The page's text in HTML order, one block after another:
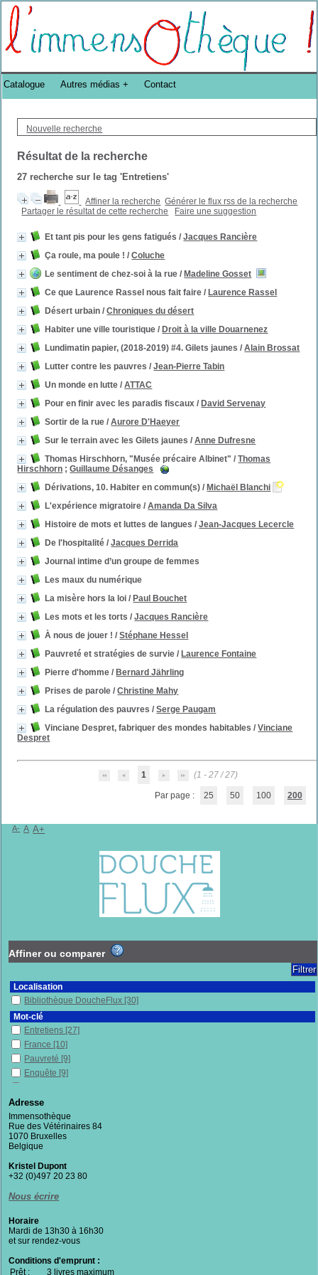
Bibliothèque DoucheFLUX Bibliotheek -->
Nouvelle recherche
Résultat de la recherche
27 recherche sur le tag'Entretiens'
Affiner la recherche Générer le flux rss de la recherche
Partager le résultat de cette recherche
Faire une suggestion
Et tant pis pour les gens fatigués /Jacques Rancière
Ça roule, ma poule ! /Coluche
Le sentiment de chez-soi à la rue / Madeline Gosset
Ce que Laurence Rassel nous fait faire / Laurence Rassel
Désert urbain /Chroniques du désert
Habiter une ville touristique / Droit à la ville Douarnenez
Lundimatin papier, (2018-2019) #4. Gilets jaunes /Alain Brossat
Lutter contre les pauvres /Jean-Pierre Tabin
Un monde en lutte /ATTAC
Pour en finir avec les paradis fiscaux / David Servenay
Sortir de la rue /Aurore D'Haeyer
Sur le terrain avec les Gilets jaunes /Anne Dufresne
Thomas Hirschhorn, "Musée précaire Albinet" /Thomas
Hirschhorn ;Guillaume Désanges
Dérivations, 10. Habiter en commun(s) / Michaël Blanchi
L'expérience migratoire /Amanda Da Silva
Histoire de mots et luttes de langues /Jean-Jacques Lecercle
De l'hospitalité /Jacques Derrida
Journal intime d’un groupe de femmes
Les maux du numérique
La misère hors la loi / Paul Bouchet
Les mots et les torts /Jacques Rancière
À nous de jouer ! /Stéphane Hessel
Pauvreté et stratégies de survie / Laurence Fontaine
Pierre d'homme / Bernard Jährling
Prises de parole /Christine Mahy
La régulation des pauvres /Serge Paugam
Vinciane Despret, fabriquer des mondes habitables /Vinciane
Despret
1 (1 - 27 / 27)
Par page : 25 50 100 200
Catalogue Autres médias Contact
A- A A+
Affiner ou comparer
Localisation
Bibliothèque DoucheFlux [30]
Mot-clé
Entretiens [27]
France [10]
Pauvreté [9]
Enquête [9]
Citoyenneté
Immenses[5]
Conditions de vie[5]
Philosophie
Belgique[5]
Vulnérabilité(s)
Logement
Mots [4]
Sans-chez-soi
Solidarité[4]
Lutte contre la pauvreté
Adresse
Immensothèque
Rue des Vétérinaires 84
1070 Bruxelles
Belgique
Kristel Dupont
+32 (0)497 20 23 80
Nous écrire
Horaire
Mardi de 13h30 à 16h30
et sur rendez-vous
Conditions d'emprunt :
Prêt :
3 livres maximum